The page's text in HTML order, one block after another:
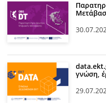
γνώση,